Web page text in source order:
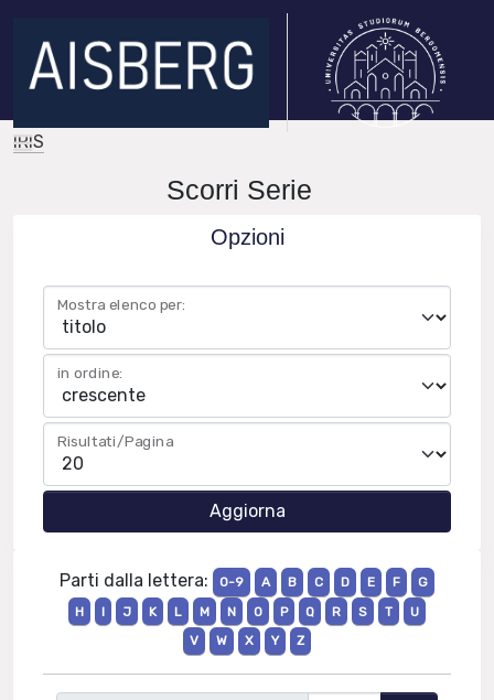
IRIS
Scorri Serie
Opzioni
Mostra elenco per:
in ordine:
Risultati/Pagina
Parti dalla lettera: 0-9 A B C D E F
G
H
I J K L M N O P Q R S T
U
V
W X Y Z